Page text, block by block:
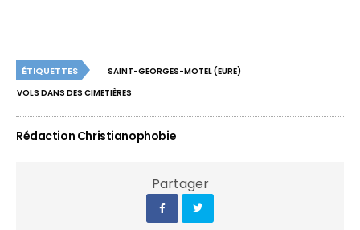
ÉTIQUETTES
SAINT-GEORGES-MOTEL (EURE)
VOLS DANS DES CIMETIÈRES
Rédaction Christianophobie
Partager